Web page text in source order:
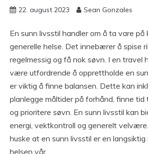
22. august 2023 Sean Gonzales
En sunn livsstil handler om å ta vare på
generelle helse. Det innebærer å spise
regelmessig og få nok søvn. I en travel
være utfordrende å opprettholde en
er viktig å finne balansen. Dette kan
planlegge måltider på forhånd, finne
og prioritere søvn. En sunn livsstil kan
energi, vektkontroll og generelt
huske at en sunn livsstil er en
helsen vår.